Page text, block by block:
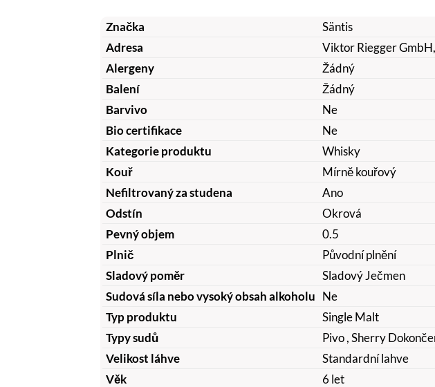
Značka
Säntis
Adresa
Viktor Riegger
Alergeny
Žádný
Balení
Žádný
Barvivo
Ne
Bio certifikace
Ne
Kategorie produktu
Whisky
Kouř
Mírně kouřový
Nefiltrovaný za studena
Ano
Odstín
Okrová
Pevný objem
0.5
Plnič
Původní plnění
Sladový poměr
Sladový Ječmen
Sudová síla nebo vysoký obsah alkoholu Ne
Typ produktu
Single Malt
Typy sudů
Pivo, Sherry
Velikost láhve
Standardní lahve
Věk
6 let